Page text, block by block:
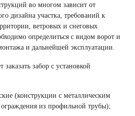
во многом зависит от
дизайна участка, требований к
ветровых и снеговых
определиться с видом ворот и
и дальнейшей эксплуатации.
забор с установкой
(конструкции с металлическим
из профильной трубы);